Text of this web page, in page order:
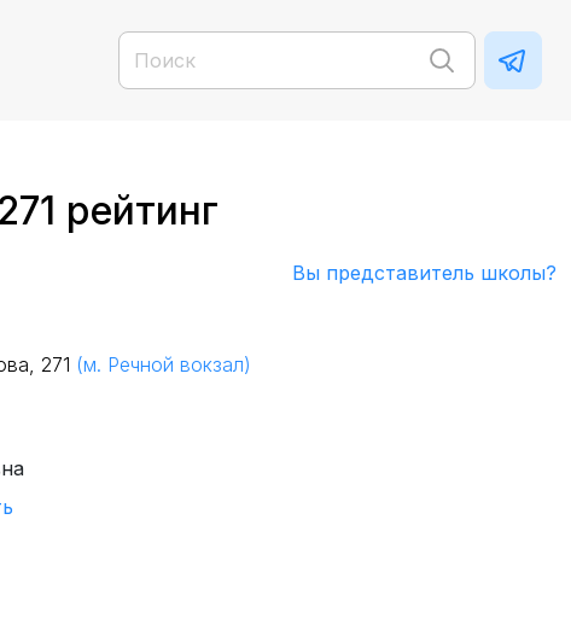
рейтинг
Вы представитель школы?
271 (м. Речной вокзал)